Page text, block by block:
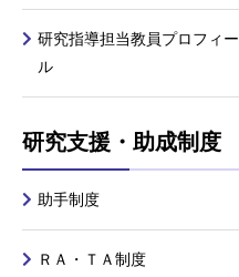
研究指導担当教員プロフィー
ル
研究支援・助成制度
助手制度
ＲＡ・ＴＡ制度